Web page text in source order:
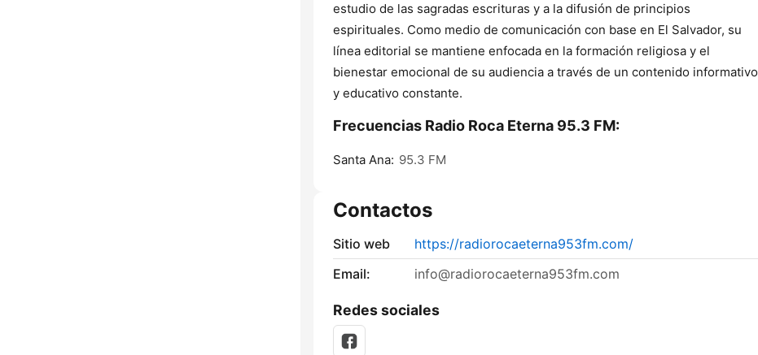
estudio de las sagradas escrituras y a la difusión de principios
espirituales. Como medio de comunicación con base en El Salvador, su
línea editorial se mantiene enfocada en la formación religiosa y el
bienestar emocional de su audiencia a través de un contenido informativo
y educativo constante.
Frecuencias Radio Roca Eterna 95.3 FM:
Santa Ana: 95.3 FM
Contactos
Sitio web
https://radiorocaeterna953fm.com/
Email:
info@radiorocaeterna953fm.com
Redes sociales